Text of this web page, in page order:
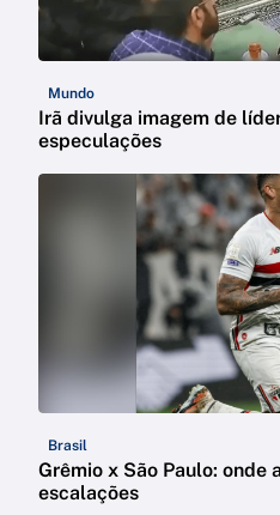
Mundo
Irã divulga imagem de
especulações
Brasil
Grêmio x São Paulo: onde
escalações